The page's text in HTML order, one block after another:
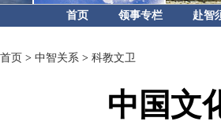
首页 领事专栏 赴智
首页 > 中智关系 > 科教文卫
中国文